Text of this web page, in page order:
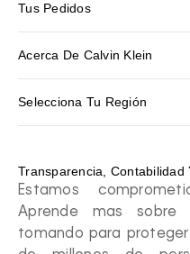
Tus Pedidos
Acerca De Calvin Klein
Selecciona Tu Región
Transparencia, Contabilidad
Estamos
Aprende mas
tomando para